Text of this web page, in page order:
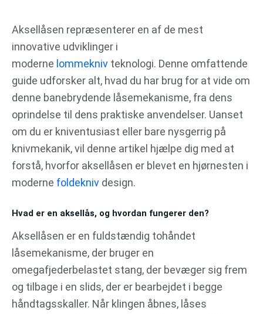
indholdet
Aksellåsen repræsenterer en af de mest
innovative udviklinger i
moderne lommekniv teknologi. Denne omfattende
guide udforsker alt, hvad du har brug for at vide om
denne banebrydende låsemekanisme, fra dens
oprindelse til dens praktiske anvendelser. Uanset
om du er kniventusiast eller bare nysgerrig på
knivmekanik, vil denne artikel hjælpe dig med at
forstå, hvorfor aksellåsen er blevet en hjørnesten i
moderne foldekniv design.
Hvad er en aksellås, og hvordan fungerer den?
Aksellåsen er en fuldstændig tohåndet
låsemekanisme, der bruger en
omegafjederbelastet stang, der bevæger sig frem
og tilbage i en slids, der er bearbejdet i begge
håndtagsskaller. Når klingen åbnes, låses